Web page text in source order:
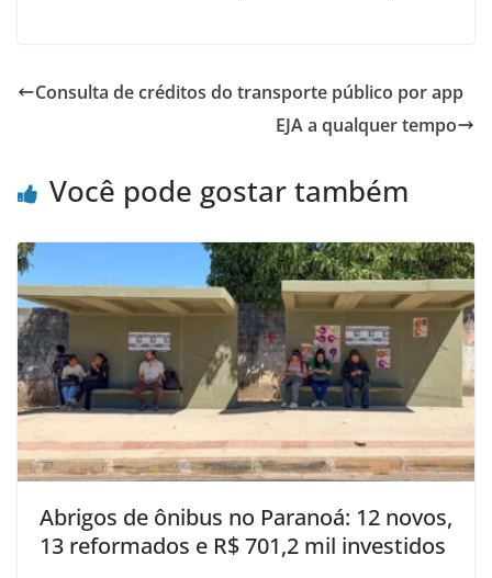
Consulta de créditos do transporte público por app
EJA a qualquer tempo
Você pode gostar também
Abrigos de ônibus no Paranoá: 12 novos,
13 reformados e R$ 701,2 mil investidos